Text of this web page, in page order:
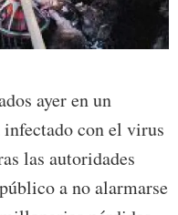
ayer en un
con el virus
las autoridades
a no alarmarse